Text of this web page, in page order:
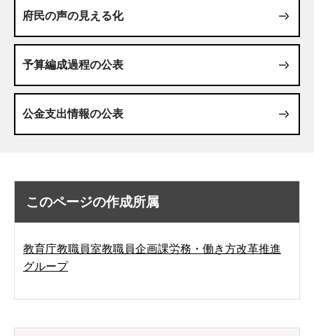
府民の声の見える化
予算編成過程の公表
公金支出情報の公表
このページの作成所属
教育庁教職員室教職員企画課労務・働き方改革推進
グループ